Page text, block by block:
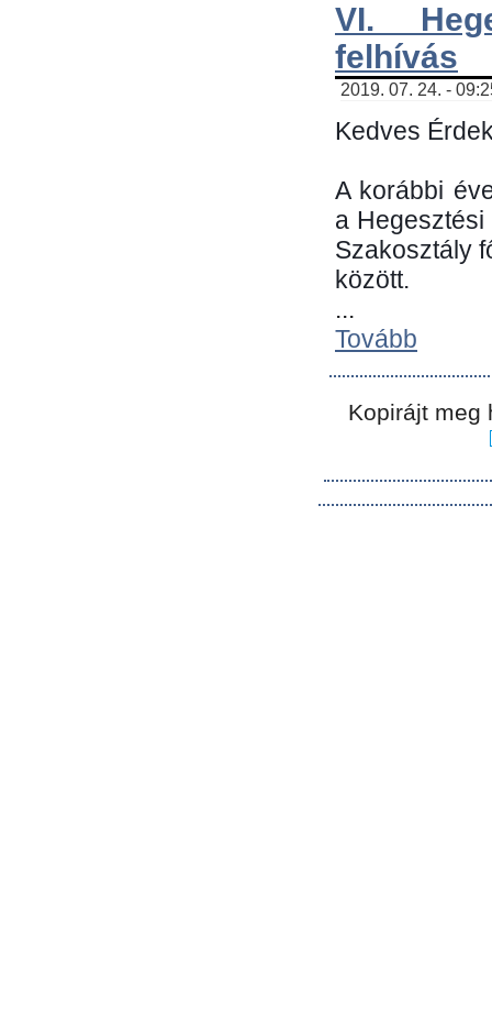
VI.
felhívás
2019. 07. 24. -
Kedves
A korábbi
a
Szakosztály
között.
...
Tovább
Kopirájt meg